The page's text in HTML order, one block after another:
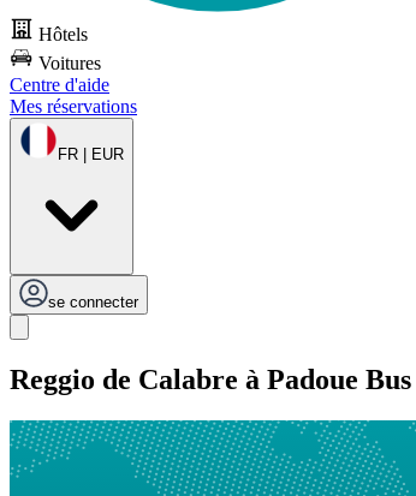
Hôtels
Voitures
Centre d'aide
Mes réservations
FR | EUR
se connecter
Reggio de Calabre à Padoue Bus